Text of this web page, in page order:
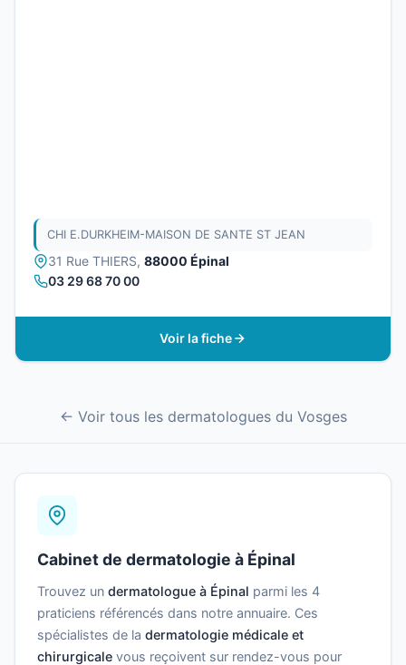
CHI E.DURKHEIM-MAISON DE SANTE ST JEAN
31 Rue THIERS, 88000 Épinal
03 29 68 70 00
Voir la fiche
← Voir tous les dermatologues du Vosges
Cabinet de dermatologie à Épinal
Trouvez un dermatologue à Épinal parmi les 4
praticiens référencés dans notre annuaire. Ces
spécialistes de la dermatologie médicale et
chirurgicale vous reçoivent sur rendez-vous pour